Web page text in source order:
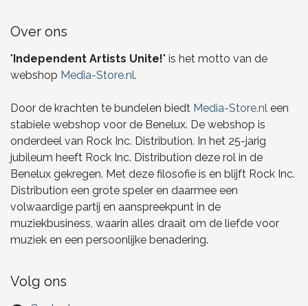
Over ons
" Independent Artists Unite!" is het motto van de
webshop Media-Store.nl.
Door de krachten te bundelen biedt Media-Store.nl een
stabiele webshop voor de Benelux. De webshop is
onderdeel van Rock Inc. Distribution. In het 25-jarig
jubileum heeft Rock Inc. Distribution deze rol in de
Benelux gekregen. Met deze filosofie is en blijft Rock Inc.
Distribution een grote speler en daarmee een
volwaardige partij en aanspreekpunt in de
muziekbusiness, waarin alles draait om de liefde voor
muziek en een persoonlijke benadering.
Volg ons